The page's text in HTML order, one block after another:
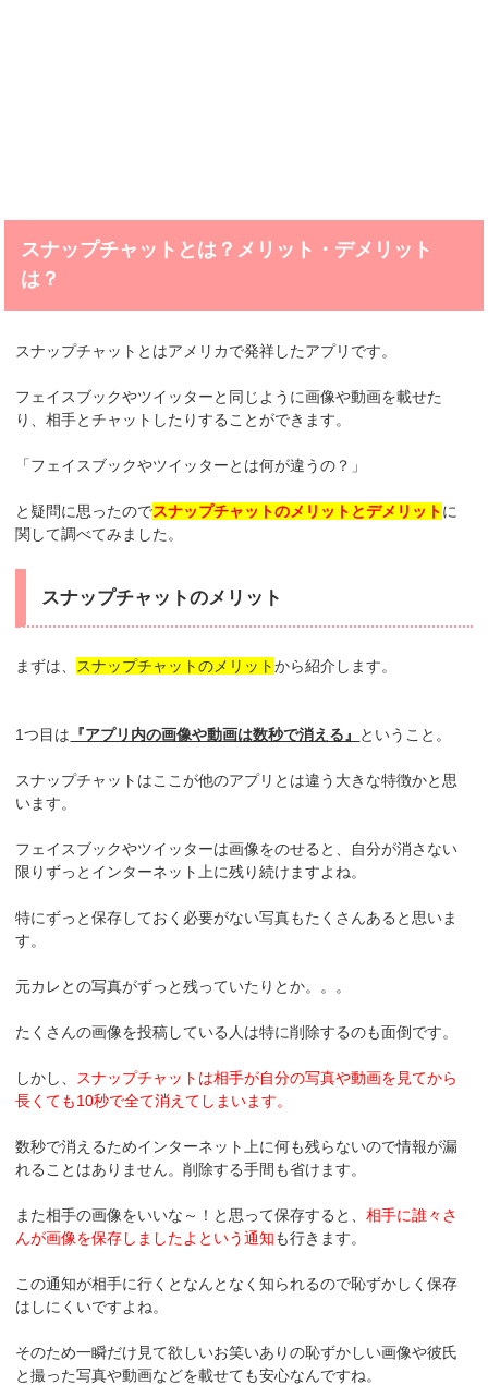
スナップチャットとは？メリット・デメリット
は？
スナップチャットとはアメリカで発祥したアプリです。
フェイスブックやツイッターと同じように画像や動画を載せた
り、相手とチャットしたりすることができます。
「フェイスブックやツイッターとは何が違うの？」
と疑問に思ったのでスナップチャットのメリットとデメリットに
関して調べてみました。
スナップチャットのメリット
まずは、 スナップチャットのメリットから紹介します。
1つ目は 『アプリ内の画像や動画は数秒で消える』 ということ。
スナップチャットはここが他のアプリとは違う大きな特徴かと思
います。
フェイスブックやツイッターは画像をのせると、自分が消さない
限りずっとインターネット上に残り続けますよね。
特にずっと保存しておく必要がない写真もたくさんあると思いま
す。
元カレとの写真がずっと残っていたりとか。。。
たくさんの画像を投稿している人は特に削除するのも面倒です。
しかし、 スナップチャットは相手が自分の写真や動画を見てから
長くても10秒で全て消えてしまいます。
数秒で消えるためインターネット上に何も残らないので情報が漏
れることはありません。削除する手間も省けます。
また相手の画像をいいな～！と思って保存すると、相手に誰々さ
んが画像を保存しましたよという通知も行きます。
この通知が相手に行くとなんとなく知られるので恥ずかしく保存
はしにくいですよね。
そのため一瞬だけ見て欲しいお笑いありの恥ずかしい画像や彼氏
と撮った写真や動画などを載せても安心なんですね。